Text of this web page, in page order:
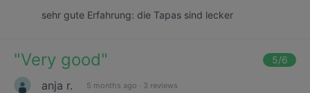
sehr gute Erfahrung: die Tapas sind lecker
"Very good" 5/6
anja r. 5 months ago · 3 reviews